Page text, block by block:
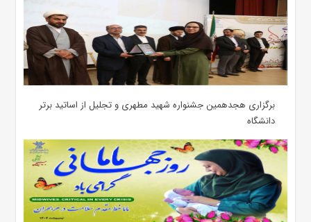
برگزاری هجدهمین جشنواره شهید مطهری و تجلیل از اساتید برتر
دانشگاه